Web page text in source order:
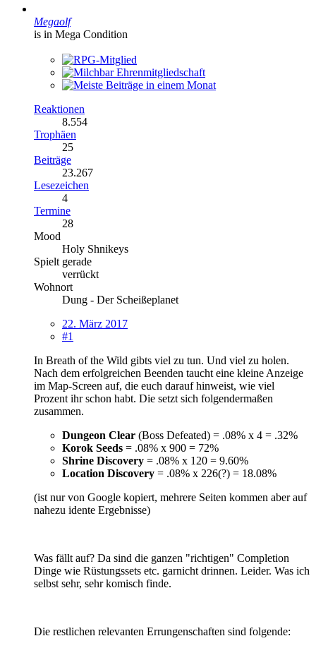
Megaolf
is in Mega Condition
Reaktionen
8.554
Trophäen
25
Beiträge
23.267
Lesezeichen
4
Termine
28
Mood
Holy Shnikeys
Spielt gerade
verrückt
Wohnort
Dung - Der Scheißeplanet
22. März 2017
#1
In Breath of the Wild gibts viel zu tun. Und viel zu holen.
Nach dem erfolgreichen Beenden taucht eine kleine Anzeige
im Map-Screen auf, die euch darauf hinweist, wie viel
Prozent ihr schon habt. Die setzt sich folgendermaßen
zusammen.
Dungeon Clear (Boss Defeated) = .08% x 4 = .32%
Korok Seeds = .08% x 900 = 72%
Shrine Discovery = .08% x 120 = 9.60%
Location Discovery = .08% x 226(?) = 18.08%
(ist nur von Google kopiert, mehrere Seiten kommen aber auf
nahezu idente Ergebnisse)
Was fällt auf? Da sind die ganzen "richtigen" Completion
Dinge wie Rüstungssets etc. garnicht drinnen. Leider. Was ich
selbst sehr, sehr komisch finde.
Die restlichen relevanten Errungenschaften sind folgende: